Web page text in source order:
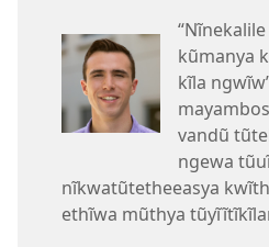
kũmanya
kĩla
vandũ
ngewa
nĩkwatũtetheeasya
ethĩwa mũthya